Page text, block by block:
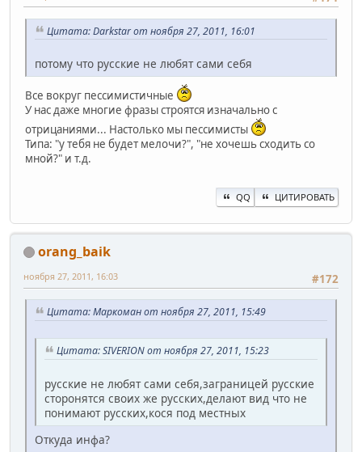
Цитата: Darkstar от ноября 27, 2011, 16:01
потому что русские не любят сами себя
Все вокруг пессимистичные
У нас даже многие фразы строятся изначально с
отрицаниями... Настолько мы пессимисты
Типа: "у тебя не будет мелочи?", "не хочешь сходить со
мной?" и т.д.
QQ ЦИТИРОВАТЬ
orang_baik
#172
ноября 27, 2011, 16:03
Цитата: Маркоман от ноября 27, 2011, 15:49
Цитата: SIVERION от ноября 27, 2011, 15:23
русские не любят сами себя,заграницей русские
сторонятся своих же русских,делают вид что не
понимают русских,кося под местных
Откуда инфа?